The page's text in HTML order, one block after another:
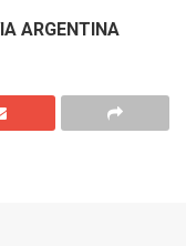
ARGENTINA